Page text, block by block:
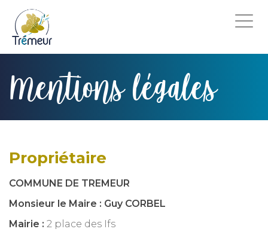
Mentions légales
Propriétaire
COMMUNE DE TREMEUR
Monsieur le Maire : Guy CORBEL
Mairie : 2 place des Ifs